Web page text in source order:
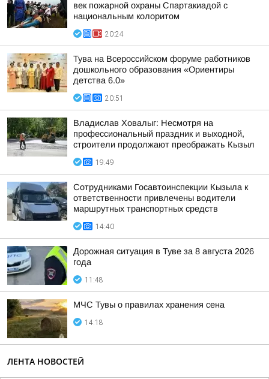
век пожарной охраны Спартакиадой с
национальным колоритом
20:24
Тува на Всероссийском форуме работников
дошкольного образования «Ориентиры
детства 6.0»
20:51
Владислав Ховалыг: Несмотря на
профессиональный праздник и выходной,
строители продолжают преображать Кызыл
19:49
Сотрудниками Госавтоинспекции Кызыла к
ответственности привлечены водители
маршрутных транспортных средств
14:40
Дорожная ситуация в Туве за 8 августа 2026
года
11:48
МЧС Тувы о правилах хранения сена
14:18
ЛЕНТА НОВОСТЕЙ